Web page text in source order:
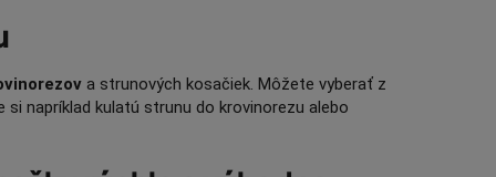
a strunových kosačiek. Môžete vyberať z
napríklad kulatú strunu do krovinorezu alebo